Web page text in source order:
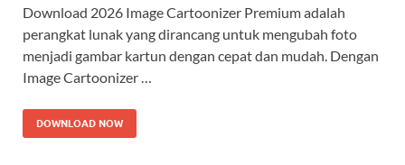
Download 2026 Image Cartoonizer Premium adalah
perangkat lunak yang dirancang untuk mengubah foto
menjadi gambar kartun dengan cepat dan mudah. Dengan
Image Cartoonizer …
DOWNLOAD NOW